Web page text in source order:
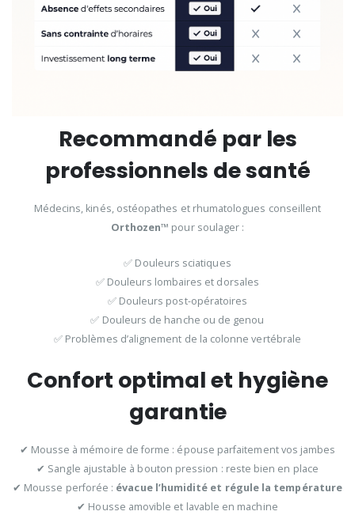
Recommandé par les
professionnels de santé
Médecins, kinés, ostéopathes et rhumatologues conseillent
Orthozen™ pour soulager :
✅ Douleurs sciatiques
✅ Douleurs lombaires et dorsales
✅ Douleurs post-opératoires
✅ Douleurs de hanche ou de genou
✅ Problèmes d’alignement de la colonne vertébrale
Confort optimal et hygiène
garantie
✔ Mousse à mémoire de forme : épouse parfaitement vos jambes
✔ Sangle ajustable à bouton pression : reste bien en place
✔ Mousse perforée : évacue l’humidité et régule la température
✔ Housse amovible et lavable en machine